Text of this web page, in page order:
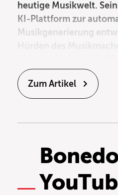
heutige Musikwelt.
KI-Plattform zur
Musikgenerierung
daran haben, ein
Musik selbst zu
entwickelte KI soll
Zum Artikel